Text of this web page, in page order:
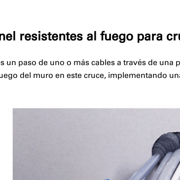
resistentes al fuego para
un paso de uno o más cables a través de una
del muro en este cruce, implementando